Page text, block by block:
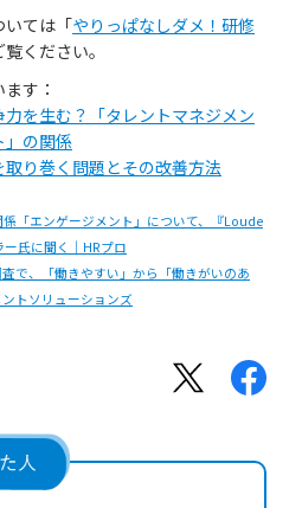
いては「やりっぱなしダメ！研修
覧ください。
す：
を生む？「タレントマネジメン
」の関係
り巻く問題とその改善方法
「エンゲージメント」について、『Loude
氏に聞く｜HRプロ
で、「働きやすい」から「働きがいのあ
トソリューションズ